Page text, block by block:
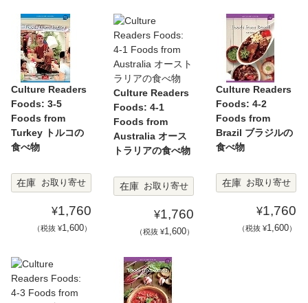
Culture Readers
Foods: 3-5
Foods from
Turkey トルコの
食べ物
在庫 お取り寄せ
¥1,760
（税抜 ¥1,600）
Culture Readers
Foods: 4-1
Foods from
Australia オース
トラリアの食べ物
在庫 お取り寄せ
¥1,760
（税抜 ¥1,600）
Culture Readers
Foods: 4-2
Foods from
Brazil ブラジルの
食べ物
在庫 お取り寄せ
¥1,760
（税抜 ¥1,600）